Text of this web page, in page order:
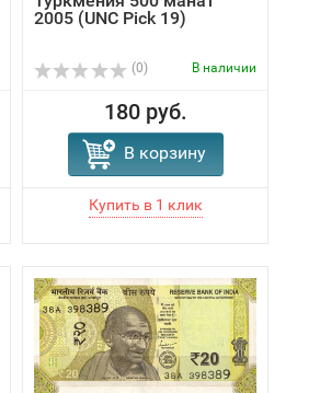
2005 (UNC Pick 19)
(0) В наличии
180 руб.
В корзину